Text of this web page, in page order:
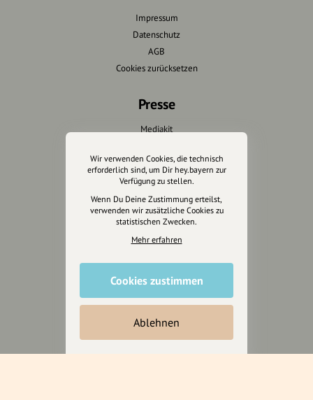
Impressum
Datenschutz
AGB
Cookies zurücksetzen
Presse
Mediakit
Presseberichte
Wir unterstützen Euch
Fotografie & mehr
Marketing
Anakin Design
Wir verwenden Cookies, die technisch
erforderlich sind, um Dir hey.bayern zur
Verfügung zu stellen.
Wenn Du Deine Zustimmung erteilst,
verwenden wir zusätzliche Cookies zu
statistischen Zwecken.
Mehr erfahren
Cookies zustimmen
Ablehnen